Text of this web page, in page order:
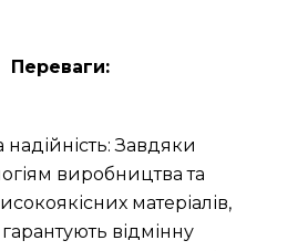
Переваги:
надійність: Завдяки
виробництва та
матеріалів,
гарантують відмінну